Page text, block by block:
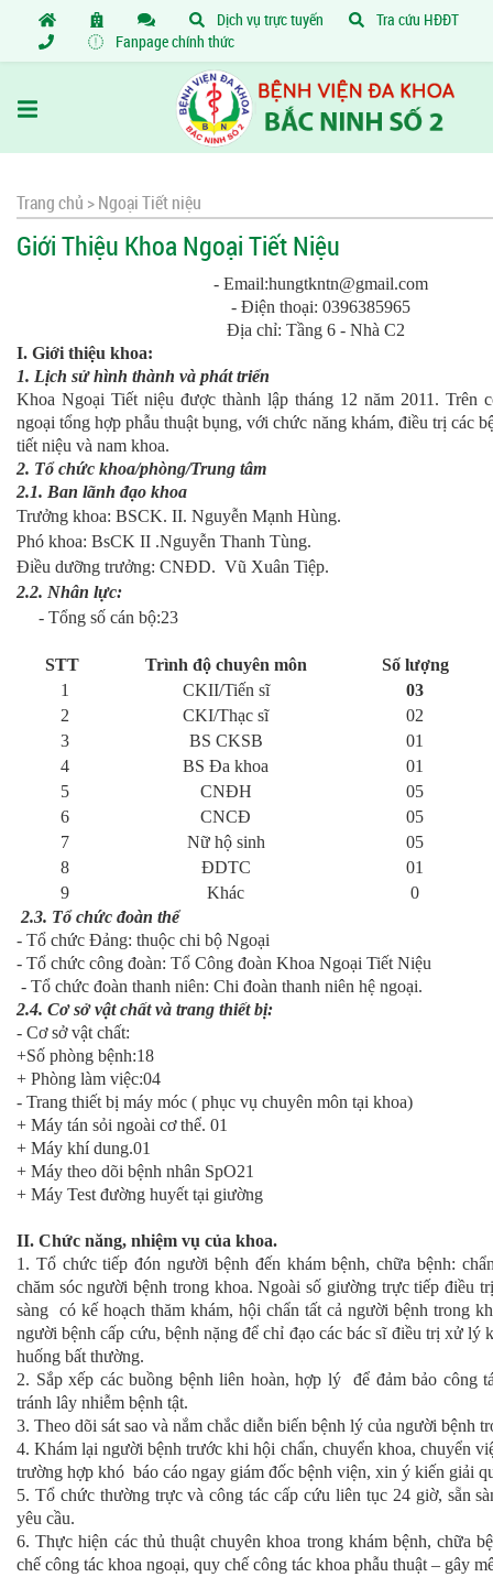
Dịch vụ trực tuyến
Tra cứu HĐĐT
Fanpage chính thức
Trang chủ >Ngoại Tiết niệu
Giới Thiệu Khoa Ngoại Tiết Niệu
- Email:hungtkntn@gmail.com
- Điện thoại: 0396385965
Địa chỉ: Tầng 6 - Nhà C2
I. Giới thiệu khoa:
1. Lịch sử hình thành và phát triển
Khoa Ngoại Tiết niệu được thành lập tháng 12 năm 2011. Trên
ngoại tổng hợp phẫu thuật bụng, với chức năng khám, điều trị các
tiết niệu và nam khoa.
2. Tổ chức khoa/phòng/Trung tâm
2.1. Ban lãnh đạo khoa
Trưởng khoa: BSCK. II. Nguyễn Mạnh Hùng.
Phó khoa: BsCK II .Nguyễn Thanh Tùng.
Điều dưỡng trưởng: CNĐD. Vũ Xuân Tiệp.
2.2. Nhân lực:
- Tổng số cán bộ:23
STT Trình độ chuyên môn
Số lượng
1
CKII/Tiến sĩ
03
2
CKI/Thạc sĩ
02
3
BS CKSB
01
4
BS Đa khoa
01
5
CNĐH
05
6
CNCĐ
05
7
Nữ hộ sinh
05
8
ĐDTC
01
9
Khác
0
2.3. Tổ chức đoàn thể
- Tổ chức Đảng: thuộc chi bộ Ngoại
- Tổ chức công đoàn: Tổ Công đoàn Khoa Ngoại Tiết Niệu
- Tổ chức đoàn thanh niên: Chi đoàn thanh niên hệ ngoại.
2.4. Cơ sở vật chất và trang thiết bị:
- Cơ sở vật chất:
+Số phòng bệnh:18
+ Phòng làm việc:04
- Trang thiết bị máy móc ( phục vụ chuyên môn tại khoa)
+ Máy tán sỏi ngoài cơ thể. 01
+ Máy khí dung.01
+ Máy theo dõi bệnh nhân SpO21
+ Máy Test đường huyết tại giường
II. Chức năng, nhiệm vụ của khoa.
1. Tổ chức tiếp đón người bệnh đến khám bệnh, chữa bệnh:
chăm sóc người bệnh trong khoa. Ngoài số giường trực tiếp điều
sàng có kế hoạch thăm khám, hội chẩn tất cả người bệnh trong
người bệnh cấp cứu, bệnh nặng để chỉ đạo các bác sĩ điều trị xử lý
huống bất thường.
2. Sắp xếp các buồng bệnh liên hoàn, hợp lý để đảm bảo công
tránh lây nhiễm bệnh tật.
3. Theo dõi sát sao và nắm chắc diễn biến bệnh lý của người bệnh
4. Khám lại người bệnh trước khi hội chẩn, chuyển khoa, chuyển
trường hợp khó báo cáo ngay giám đốc bệnh viện, xin ý kiến giải
5. Tổ chức thường trực và công tác cấp cứu liên tục 24 giờ, sẵn
yêu cầu.
6. Thực hiện các thủ thuật chuyên khoa trong khám bệnh, chữa
chế công tác khoa ngoại, quy chế công tác khoa phẫu thuật – gây